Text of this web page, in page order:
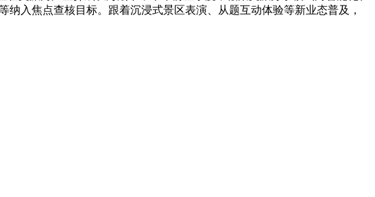
入焦点查核目标。跟着沉浸式景区表演、从题互动体验等新业态普及，